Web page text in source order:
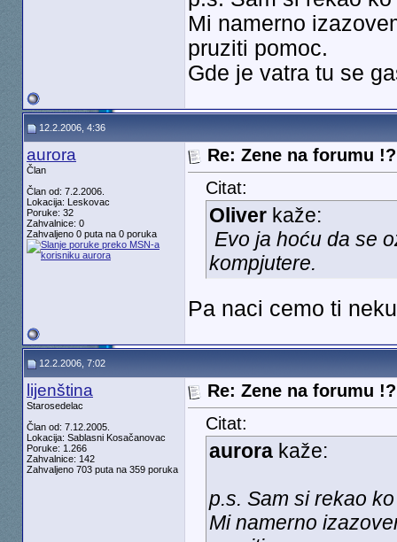
Mi namerno
pruziti pomoc.
Gde je vatra tu se
12.2.2006, 4:36
aurora
Član
Član od: 7.2.2006.
Lokacija: Leskovac
Poruke: 32
Zahvalnice: 0
Zahvaljeno 0 puta na 0 poruka
Re: Zene na forumu
Citat:
Oliverkaže:
Evo ja hoću da se
kompjutere.
Pa naci cemo ti
12.2.2006, 7:02
lijenština
Starosedelac
Član od: 7.12.2005.
Lokacija: Sablasni Kosačanovac
Poruke: 1.266
Zahvalnice: 142
Zahvaljeno 703 puta na 359 poruka
Re: Zene na forumu
Citat:
aurorakaže:
p.s. Sam si rekao
Mi namerno